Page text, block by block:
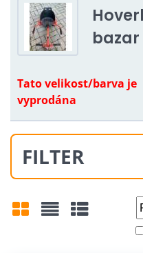
bazar
Tato velikost/barva je
vyprodána
FILTER